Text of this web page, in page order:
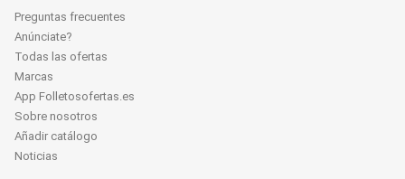
Preguntas frecuentes
Anúnciate?
Todas las ofertas
Marcas
App Folletosofertas.es
Sobre nosotros
Añadir catálogo
Noticias